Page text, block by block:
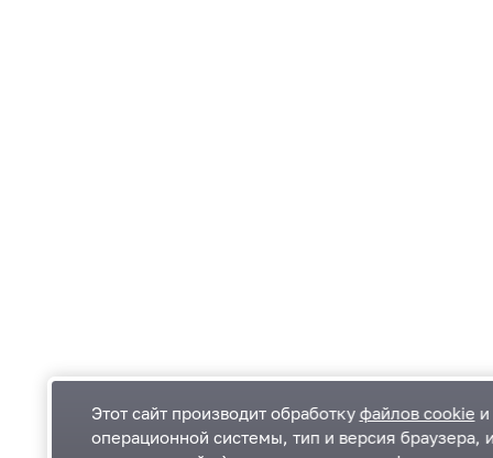
Этот сайт производит обработку файлов cookie
операционной системы, тип и версия браузера,